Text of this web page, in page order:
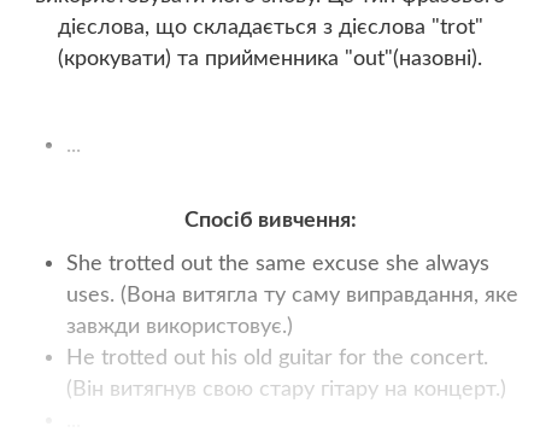
дієслова, що складається з дієслова "trot"
(крокувати) та прийменника "out"(назовні).
...
Спосіб вивчення:
She trotted out the same excuse she always
uses. (Вона витягла ту саму виправдання, яке
завжди використовує.)
He trotted out his old guitar for the concert.
(Він витягнув свою стару гітару на концерт.)